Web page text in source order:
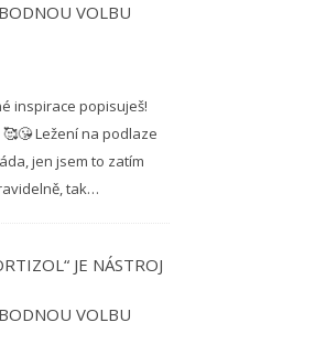
VOLBU
inspirace popisuješ!
Ležení na podlaze
jen jsem to zatím
tak…
JE NÁSTROJ
VOLBU